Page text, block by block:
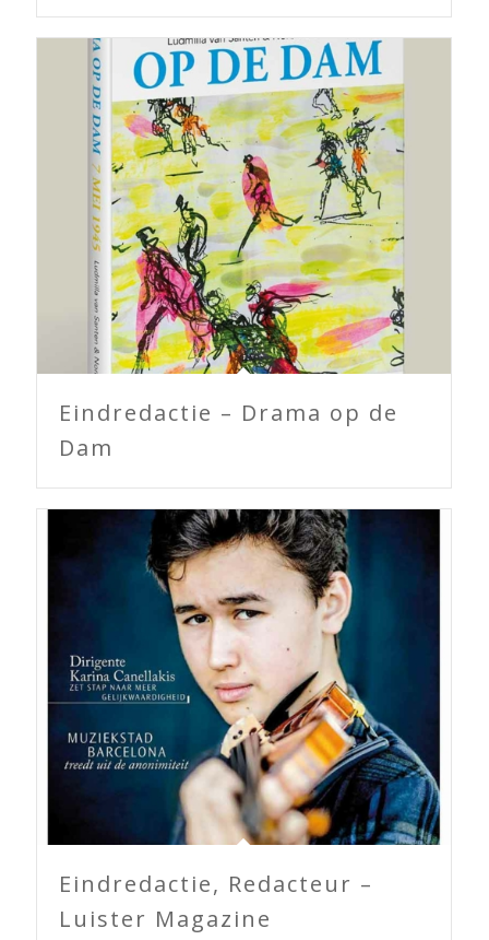
Eindredactie – Drama op de
Dam
Eindredactie, Redacteur –
Luister Magazine